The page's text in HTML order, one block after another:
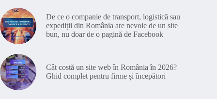
De ce o companie de transport, logistică sau
expediții din România are nevoie de un site
bun, nu doar de o pagină de Facebook
Cât costă un site web în România în 2026?
Ghid complet pentru firme și începători